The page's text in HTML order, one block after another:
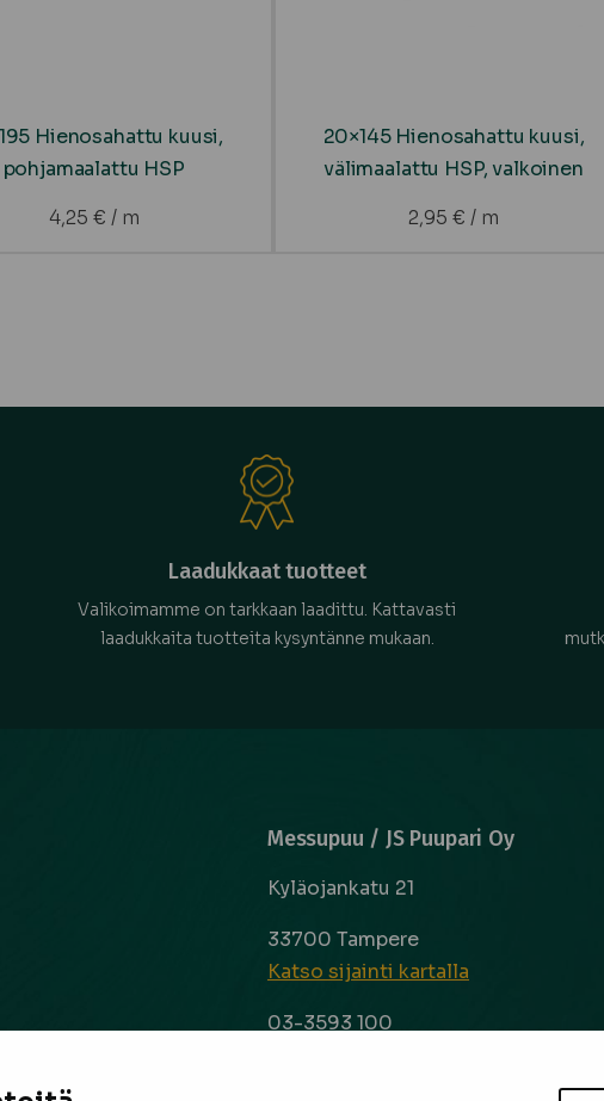
Hienosahattu kuusi,
pohjamaalattu HSP
4,25 € / m
20×145 Hienosahattu kuusi,
välimaalattu HSP, valkoinen
2,95 € / m
Laadukkaat tuotteet
Valikoimamme on tarkkaan laadittu. Kattavasti
laadukkaita tuotteita kysyntänne mukaan.
sitten
Messupuu / JS Puupari Oy
Kyläojankatu 21
33700 Tampere
Katso sijainti kartalla
03-3593 100